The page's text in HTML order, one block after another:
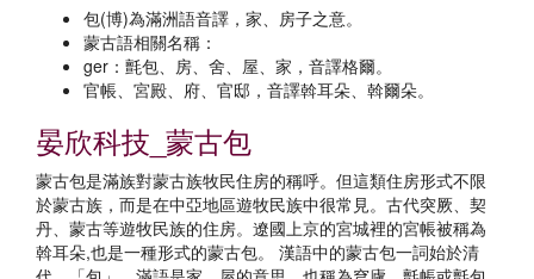
包(博)為滿洲語音譯，家、房子之意。
蒙古語相關名稱：
ger：氈包、房、舍、屋、家，音譯格爾。
官帳、宮殿、府、官邸，音譯斡耳朵、斡爾朵。
晏欣科技_蒙古包
蒙古包是滿族對蒙古族牧民住房的稱呼。但這類住房形式不限
於蒙古族，而是在中亞地區遊牧民族中很常見。古代突厥、契
丹、蒙古等遊牧民族的住房。遼國上京的宮城裡的宮帳被稱為
斡耳朵,也是一種形式的蒙古包。 漢語中的蒙古包一詞始於清